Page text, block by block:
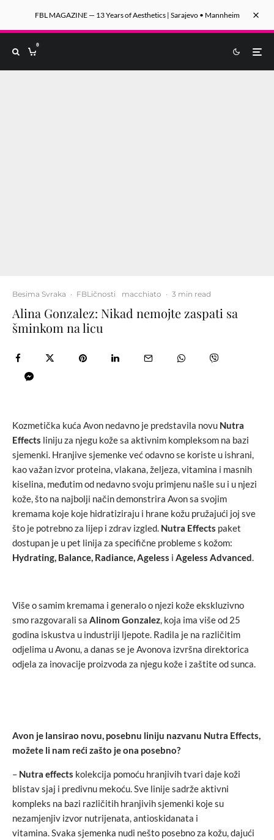
FBL MAGAZINE — 13 Years of Aesthetics | Sarajevo • Mannheim
0
Besima Svraka · FBLičnosti macchiato · 3 min read
Alina Gonzalez: Nikad nemojte zaspati sa
šminkom na licu
Kozmetička kuća Avon nedavno je predstavila novu Nutra
Effects liniju za njegu kože sa aktivnim kompleksom na bazi
sjemenki. Hranjive sjemenke već odavno se koriste u ishrani,
kao važan izvor proteina, vlakana, željeza, vitamina i masnih
kiselina, međutim od nedavno svoju primjenu našle su i u njezi
kože, što na najbolji način demonstrira Avon sa svojim
kremama koje koje hidratiziraju i hrane kožu pružajući joj sve
što je potrebno za lijep i zdrav izgled. Nutra Effects paket
dostupan je u pet linija za specifične probleme s kožom:
Hydrating, Balance, Radiance, Ageless i Ageless Advanced.
Više o samim kremama i generalo o njezi kože ekskluzivno
smo razgovarali sa Alinom Gonzalez, koja ima više od 25
godina iskustva u industriji ljepote. Radila je na različitim
odjelima u Avonu, a danas se je Avonova izvršna direktorica
odjela za inovacije proizvoda za njegu kože i zaštite od sunca.
Avon je lansirao novu, posebnu liniju nazvanu Nutra Effects,
možete li nam reći zašto je ona posebno?
– Nutra effects kolekcija pomoću hranjivih tvari daje koži
blistav sjaj i predivnu mekoću. Sve linije sadrže aktivni
kompleks na bazi različitih hranjivih sjemenki koje su
nezamjenjiv izvor nutrijenata, antioskidanata i
vitamina. Svaka sjemenka nudi nešto posebno za kožu, dajući